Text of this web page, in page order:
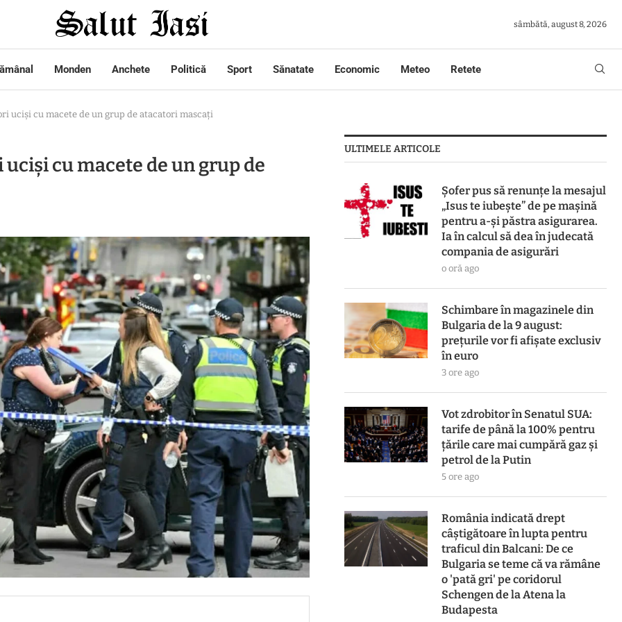
sâmbătă, august 8, 2026
Monden Anchete Politică Sport Sănatate Economic Meteo Retete
uciși cu macete de un grup de atacatori mascați
cu macete de un grup de
ULTIMELE ARTICOLE
Șofer pus să renunțe la mesajul
„Isus te iubește” de pe mașină
pentru a-și păstra asigurarea.
Ia în calcul să dea în judecată
compania de asigurări
o oră ago
Schimbare în magazinele din
Bulgaria de la 9 august:
prețurile vor fi afișate exclusiv
în euro
3 ore ago
Vot zdrobitor în Senatul SUA:
tarife de până la 100% pentru
țările care mai cumpără gaz și
petrol de la Putin
5 ore ago
România indicată drept
câștigătoare în lupta pentru
traficul din Balcani: De ce
Bulgaria se teme că va rămâne
o 'pată gri' pe coridorul
Schengen de la Atena la
Budapesta